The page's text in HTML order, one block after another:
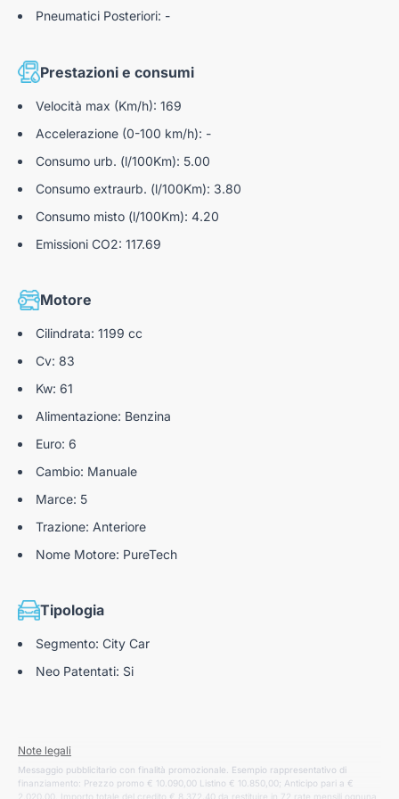
Spia cinture non allacciate passeggeri posteriori
Tergicristallo Automatico Con Sensore Pioggia
Pneumatici Posteriori: -
Prestazioni e consumi
Velocità max (Km/h): 169
Accelerazione (0-100 km/h): -
Consumo urb. (l/100Km): 5.00
Consumo extraurb. (l/100Km): 3.80
Consumo misto (l/100Km): 4.20
Emissioni CO2: 117.69
Motore
Cilindrata: 1199 cc
Cv: 83
Kw: 61
Alimentazione: Benzina
Euro: 6
Cambio: Manuale
Marce: 5
Trazione: Anteriore
Nome Motore: PureTech
Tipologia
Segmento: City Car
Neo Patentati: Si
Note legali
Messaggio pubblicitario con finalità promozionale. Esempio rappresentativo di
finanziamento: Prezzo promo € 10.090,00 Listino € 10.850,00; Anticipo pari a €
2.020,00. Importo totale del credito € 8.372,40 da restituire in 72 rate mensili ognuna